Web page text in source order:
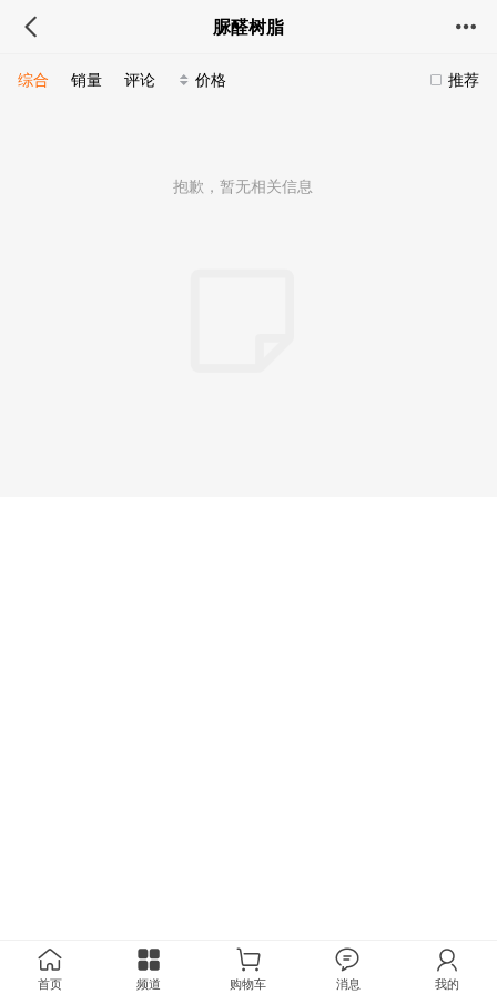
脲醛树脂
推荐
综合 销量 评论 价格
抱歉，暂无相关信息
首页 频道 购物车 消息 我的